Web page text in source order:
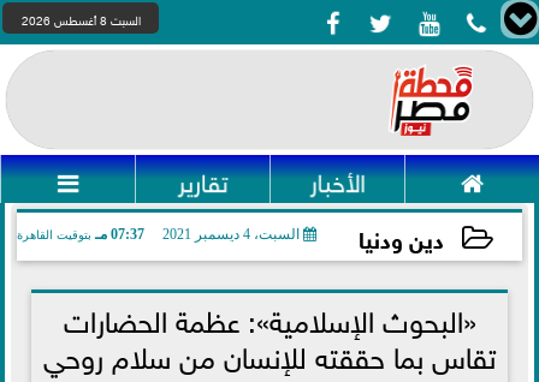
    السبت 8 أغسطس 2026
 الأخبار تقارير 
دين ودنيا السبت، 4 ديسمبر 2021 07:37 مـ بتوقيت القاهرة
2021-12-04 19:37:51«البحوث الإسلامية»: عظمة الحضارات
تقاس بما حققته للإنسان من سلام روحي